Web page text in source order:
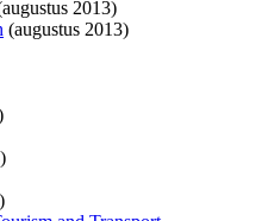
2013)
(augustus 2013)